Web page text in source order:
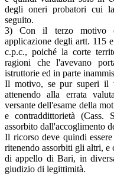
degli oneri probatori cui
seguito.
3) Con il terzo motivo
applicazione degli artt. 115
c.p.c., poiché la corte
ragioni che l'avevano
istruttorie ed in parte
Il motivo, se pur superi il
attenendo alla errata
versante dell'esame della
e contraddittorietà (Cass.
assorbito dall'accoglimento
Il ricorso deve quindi
ritenendo assorbiti gli altri, e
di appello di Bari, in
giudizio di legittimità.